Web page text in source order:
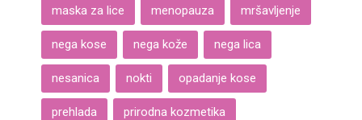
maska za lice menopauza mršavljenje
nega kose nega kože nega lica
nesanica nokti opadanje kose
prehlada prirodna kozmetika